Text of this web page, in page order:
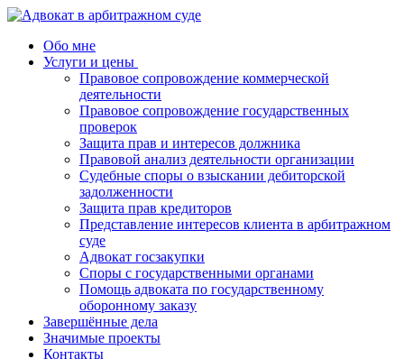
Обо мне
Услуги и цены
Правовое сопровождение коммерческой
деятельности
Правовое сопровождение государственных
проверок
Защита прав и интересов должника
Правовой анализ деятельности организации
Судебные споры о взыскании дебиторской
задолженности
Защита прав кредиторов
Представление интересов клиента в арбитражном
суде
Адвокат госзакупки
Споры с государственными органами
Помощь адвоката по государственному
оборонному заказу
Завершённые дела
Значимые проекты
Контакты